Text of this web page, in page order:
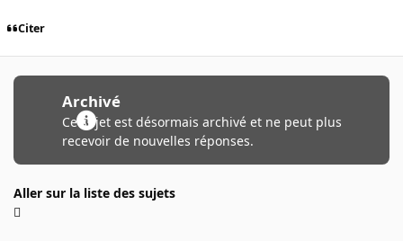
Citer
Archivé
Ce sujet est désormais archivé et ne peut plus
recevoir de nouvelles réponses.
Aller sur la liste des sujets